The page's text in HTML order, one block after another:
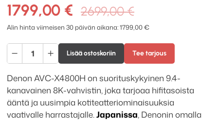
2699,00€
hinta
oli:
2699,00 €.
1799,00 €
Nykyinen
hinta
on:
1799,00 €.
Alin hinta viimeisen 30 päivän aikana:1799,00€
Denon
AVC-
X4800H
9.4
AV-
vahvistin
Lisää ostoskoriin Tee tarjous
Denon AVC-X4800H on suorituskykyinen 9.4-
kanavainen 8K-vahvistin, joka tarjoaa hifitasoista
ääntä ja uusimpia kotiteatteriominaisuuksia
vaativalle harrastajalle. Japanissa, Denonin omalla